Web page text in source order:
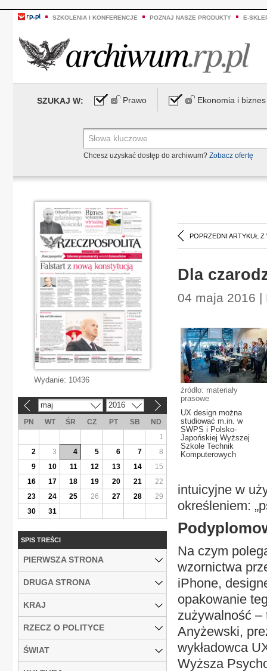
SZKOLENIA I KONFERENCJE POZNAJ NASZE PRODUKTY E-
SZUKAJ W: Prawo Ekonomia i biznes
Chcesz uzyskać dostęp do archiwum? Zobacz ofertę
POPRZEDNI ARTYKUŁ Z
Dla
04 maja 2016 |
źródło: materiały
prasowe
UX design można
studiować m.in. w
SWPS i Polsko-
Japońskiej Wyższej
Szkole Technik
Komputerowych
intuicyjne w
określeniem:
Na czym
wzornictwa
iPhone,
opakowanie
zużywalność –
Anyżewski,
wykładowca
Wyższa
Wydanie: 10436
maj 2016
PN WT ŚR CZ PT SB
ND
1
2
3 4 5 6 7
8
9
10 11 12 13 14
15
16
17 18 19 20 21
22
23
24 25 26 27 28
29
30
31
SPIS TREŚCI
PIERWSZA STRONA
DRUGA STRONA
KRAJ
RZECZ O POLITYCE
ŚWIAT